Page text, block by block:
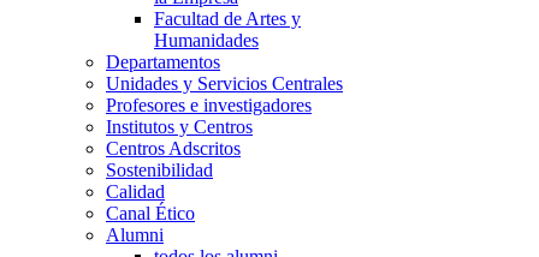
Facultad de Artes y
Humanidades
Departamentos
Unidades y Servicios Centrales
Profesores e investigadores
Institutos y Centros
Centros Adscritos
Sostenibilidad
Calidad
Canal Ético
Alumni